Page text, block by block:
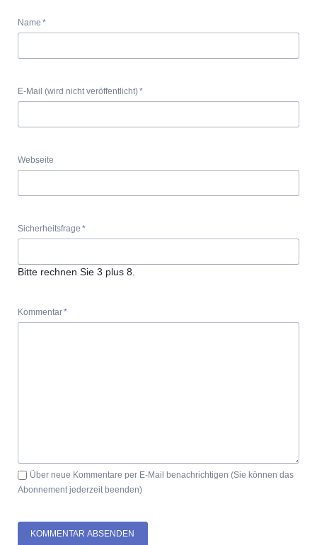
Pflichtfeld
Name *
Pflichtfeld
E-Mail (wird nicht veröffentlicht)*
Webseite
Pflichtfeld
Sicherheitsfrage *
Bitte rechnen Sie 3 plus 8.
Pflichtfeld
Kommentar*
Über neue Kommentare per E-Mail benachrichtigen (Sie können das
Abonnement jederzeit beenden)
KOMMENTAR ABSENDEN